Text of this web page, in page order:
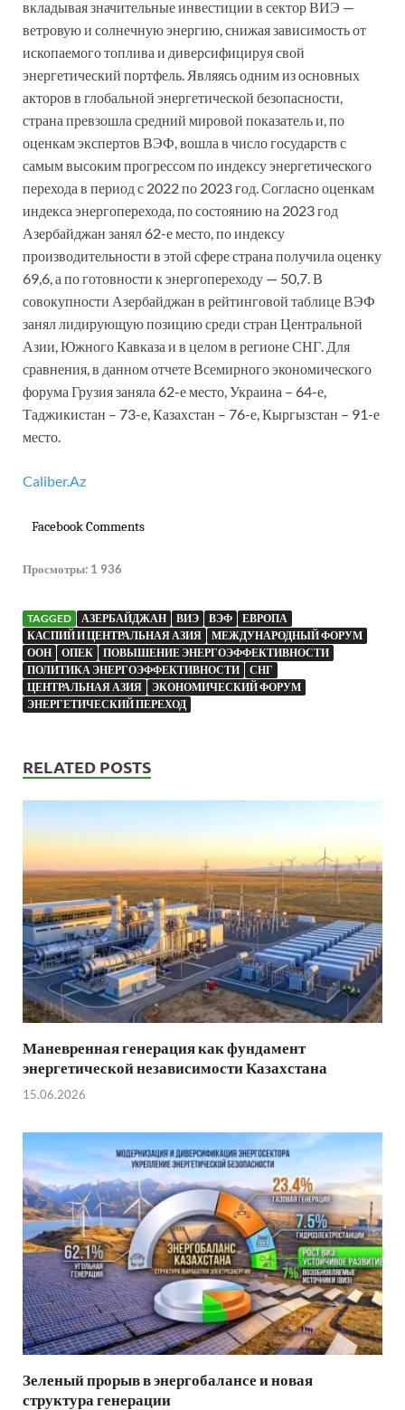
вкладывая значительные инвестиции в сектор ВИЭ —
ветровую и солнечную энергию, снижая зависимость от
ископаемого топлива и диверсифицируя свой
энергетический портфель. Являясь одним из основных
акторов в глобальной энергетической безопасности,
страна превзошла средний мировой показатель и, по
оценкам экспертов ВЭФ, вошла в число государств с
самым высоким прогрессом по индексу энергетического
перехода в период с 2022 по 2023 год. Согласно оценкам
индекса энергоперехода, по состоянию на 2023 год
Азербайджан занял 62-е место, по индексу
производительности в этой сфере страна получила оценку
69,6, а по готовности к энергопереходу — 50,7. В
совокупности Азербайджан в рейтинговой таблице ВЭФ
занял лидирующую позицию среди стран Центральной
Азии, Южного Кавказа и в целом в регионе СНГ. Для
сравнения, в данном отчете Всемирного экономического
форума Грузия заняла 62-е место, Украина – 64-е,
Таджикистан – 73-е, Казахстан – 76-е, Кыргызстан – 91-е
место.
Caliber.Az
Facebook Comments
Просмотры: 1 936
TAGGED АЗЕРБАЙДЖАН ВИЭ ВЭФ
ЕВРОПА
КАСПИЙ И ЦЕНТРАЛЬНАЯ АЗИЯ
МЕЖДУНАРОДНЫЙ ФОРУМ
ООН
ОПЕК
ПОВЫШЕНИЕ ЭНЕРГОЭФФЕКТИВНОСТИ
ПОЛИТИКА ЭНЕРГОЭФФЕКТИВНОСТИ
СНГ
ЦЕНТРАЛЬНАЯ АЗИЯ
ЭКОНОМИЧЕСКИЙ ФОРУМ
ЭНЕРГЕТИЧЕСКИЙ ПЕРЕХОД
RELATED POSTS
Маневренная генерация как фундамент
энергетической независимости Казахстана
15.06.2026
Зеленый прорыв в энергобалансе и новая
структура генерации